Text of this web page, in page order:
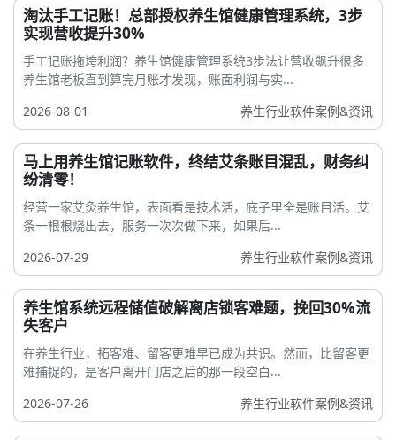
淘汰手工记账！总部授权养生馆健康管理系统，3步
实现营收提升30%
手工记账拖垮利润？养生馆健康管理系统3步法让营收飙升很多
养生馆老板直到算完月账才发现，账面利润与实...
2026-08-01
养生行业软件案例&资讯
马上用养生馆记账软件，终结艾条账目混乱，财务纠
纷清零！
经营一家艾灸养生馆，表面看是技术活，底子里全是账目活。艾
条一根根烧出去，服务一次次做下来，如果后...
2026-07-29
养生行业软件案例&资讯
养生馆系统远程储值破解离店锁客难题，挽回30%流
失客户
在养生行业，拓客难、留客更难早已成为共识。然而，比留客更
难捕捉的，是客户离开门店之后的那一段空白...
2026-07-26
养生行业软件案例&资讯